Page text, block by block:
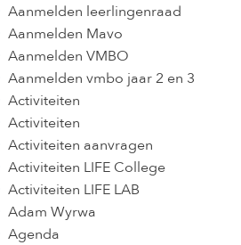
Aanmelden leerlingenraad
Aanmelden Mavo
Aanmelden VMBO
Aanmelden vmbo jaar 2 en 3
Activiteiten
Activiteiten
Activiteiten aanvragen
Activiteiten LIFE College
Activiteiten LIFE LAB
Adam Wyrwa
Agenda